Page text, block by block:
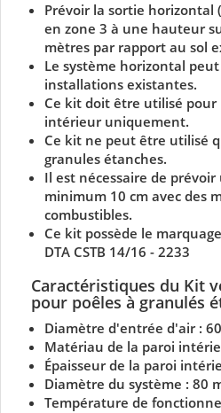
Prévoir la sortie
en zone 3 à une hauteur
mètres par rapport au sol
Le système horizontal
installations existantes.
Ce kit doit être utilisé
intérieur uniquement.
Ce kit ne peut être utilisé
granules étanches.
Il est nécessaire de
minimum 10 cm avec des
combustibles.
Ce kit possède le
DTA CSTB 14/16 - 2233
Caractéristiques du Kit
pour poêles à granulés
Diamètre d'entrée d'air :
Matériau de la paroi
Épaisseur de la paroi
Diamètre du système : 80
Température de